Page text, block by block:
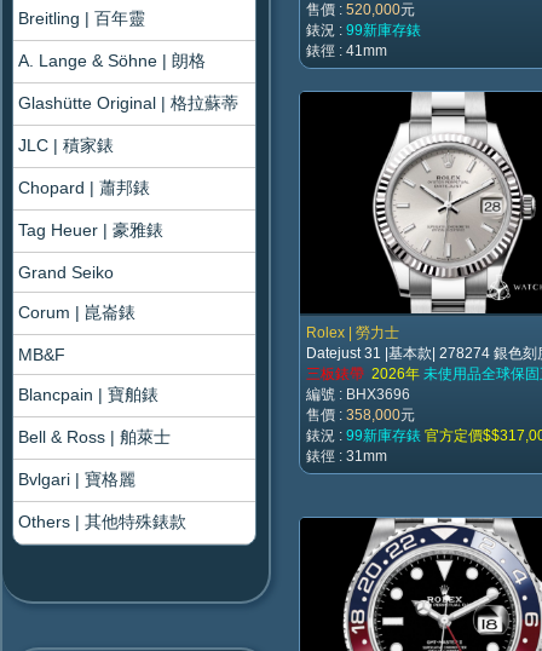
Breitling | 百年靈
A. Lange & Söhne | 朗格
Glashütte Original | 格拉蘇蒂
JLC | 積家錶
Chopard | 蕭邦錶
Tag Heuer | 豪雅錶
Grand Seiko
Corum | 崑崙錶
MB&F
Blancpain | 寶舶錶
Bell & Ross | 舶萊士
Bvlgari | 寶格麗
Others | 其他特殊錶款
售價 : 520,000元
錶況 : 99新庫存錶
錶徑 : 41mm
Rolex | 勞力士
Datejust 31 |基本款| 278274 銀色刻
三板錶帶 2026年 未使用品全球保
編號 : BHX3696
售價 : 358,000元
錶況 : 99新庫存錶 官方定價
錶徑 : 31mm